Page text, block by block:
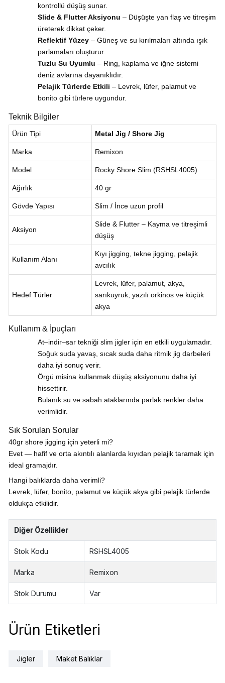
kontrollü düşüş sunar.
Slide & Flutter Aksiyonu – Düşüşte yan flaş ve titreşim
üreterek dikkat çeker.
Reflektif Yüzey– Güneş ve su kırılmaları altında ışık
parlamaları oluşturur.
Tuzlu Su Uyumlu – Ring, kaplama ve iğne sistemi
deniz avlarına dayanıklıdır.
Pelajik Türlerde Etkili – Levrek, lüfer, palamut ve
bonito gibi türlere uygundur.
Teknik Bilgiler
Ürün Tipi Metal Jig / Shore Jig
Marka Remixon
Model Rocky Shore Slim (RSHSL4005)
Ağırlık 40 gr
Gövde Yapısı Slim / İnce uzun profil
Aksiyon
Slide & Flutter – Kayma ve titreşimli
düşüş
Kullanım Alanı
Kıyı jigging, tekne jigging, pelajik
avcılık
Hedef Türler
Levrek, lüfer, palamut, akya,
sarıkuyruk, yazılı orkinos ve küçük
akya
Kullanım & İpuçları
At–indir–sar tekniği slim jigler için en etkili uygulamadır.
Soğuk suda yavaş, sıcak suda daha ritmik jig darbeleri
daha iyi sonuç verir.
Örgü misina kullanmak düşüş aksiyonunu daha iyi
hissettirir.
Bulanık su ve sabah ataklarında parlak renkler daha
verimlidir.
Sık Sorulan Sorular
40gr shore jigging için yeterli mi?
Evet — hafif ve orta akıntılı alanlarda kıyıdan pelajik taramak için
ideal gramajdır.
Hangi balıklarda daha verimli?
Levrek, lüfer, bonito, palamut ve küçük akya gibi pelajik türlerde
oldukça etkilidir.
Diğer Özellikler
Stok Kodu RSHSL4005
Marka Remixon
Stok Durumu Var
Ürün Etiketleri
Jigler Maket Balıklar